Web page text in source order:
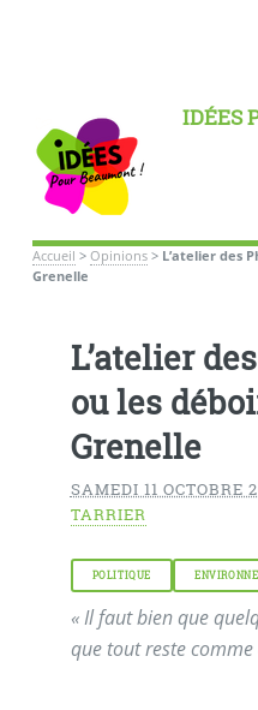
IDÉES
Accueil > Opinions> L’atelier des
Grenelle
L’atelier
ou les
Grenelle
SAMEDI 11 OCTOBRE
TARRIER
POLITIQUE
« Il faut bien que
que tout reste comme